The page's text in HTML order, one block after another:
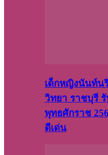
เด็กหญิงนันท์น
วิทยา ราชบุรี
พุทธศักราช
ดีเด่น